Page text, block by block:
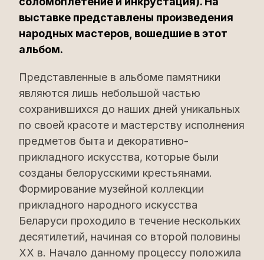
выставке представлены произведения
народных мастеров, вошедшие в этот
альбом.
Представленные в альбоме памятники
являются лишь небольшой частью
сохранившихся до наших дней уникальных
по своей красоте и мастерству исполнения
предметов быта и декоративно-
прикладного искусства, которые были
созданы белорусскими крестьянами.
Формирование музейной коллекции
прикладного народного искусства
Беларуси проходило в течение нескольких
десятилетий, начиная со второй половины
ХХ в. Начало данному процессу положила